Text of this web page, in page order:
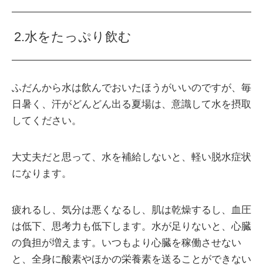
2.水をたっぷり飲む
ふだんから水は飲んでおいたほうがいいのですが、毎
日暑く、汗がどんどん出る夏場は、意識して水を摂取
してください。
大丈夫だと思って、水を補給しないと、軽い脱水症状
になります。
疲れるし、気分は悪くなるし、肌は乾燥するし、血圧
は低下、思考力も低下します。水が足りないと、心臓
の負担が増えます。いつもより心臓を稼働させない
と、全身に酸素やほかの栄養素を送ることができない